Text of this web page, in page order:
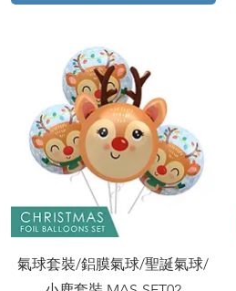
快速瀏覽
氣球套裝/鋁膜氣球/聖誕氣球/